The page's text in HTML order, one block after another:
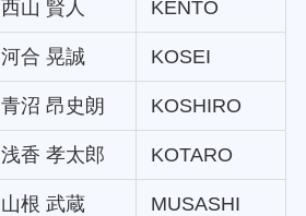
西山 賢人 KENTO
河合 晃誠 KOSEI
青沼 昂史朗 KOSHIRO
浅香 孝太郎 KOTARO
山根 武蔵 MUSASHI